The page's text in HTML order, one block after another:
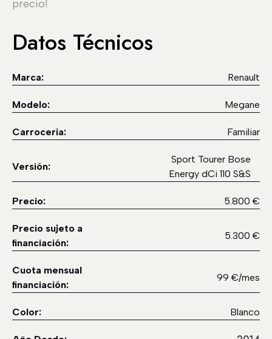
precio!
Datos Técnicos
Marca: Renault
Modelo: Megane
Carrocería: Familiar
Versión:
Sport Tourer Bose
Energy dCi 110 S&S
Precio: 5.800 €
Precio sujeto a
financiación:
5.300 €
Cuota mensual
financiación:
99 €/mes
Color: Blanco